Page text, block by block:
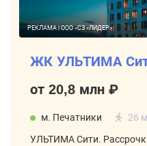
РЕКЛАМА | ООО «СЗ «ЛИДЕР»
ЖК УЛЬТИМА
от 20,8 млн ₽
м. Печатники 26
УЛЬТИМА Сити.